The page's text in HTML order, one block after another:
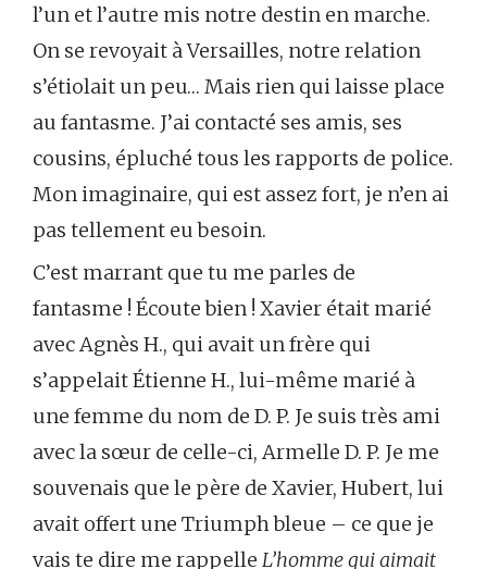
l’un et l’autre mis notre destin en marche.
On se revoyait à Versailles, notre relation
s’étiolait un peu… Mais rien qui laisse place
au fantasme. J’ai contacté ses amis, ses
cousins, épluché tous les rapports de police.
Mon imaginaire, qui est assez fort, je n’en ai
pas tellement eu besoin.
C’est marrant que tu me parles de
fantasme ! Écoute bien ! Xavier était marié
avec Agnès H., qui avait un frère qui
s’appelait Étienne H., lui-même marié à
une femme du nom de D. P. Je suis très ami
avec la sœur de celle-ci, Armelle D. P. Je me
souvenais que le père de Xavier, Hubert, lui
avait offert une Triumph bleue – ce que je
vais te dire me rappelle L’homme qui aimait